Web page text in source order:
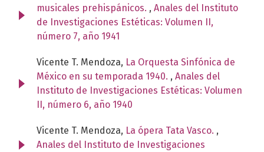
musicales prehispánicos. , Anales del Instituto
de Investigaciones Estéticas: Volumen II,
número 7, año 1941
Vicente T. Mendoza, La Orquesta Sinfónica de
México en su temporada 1940. , Anales del
Instituto de Investigaciones Estéticas: Volumen
II, número 6, año 1940
Vicente T. Mendoza, La ópera Tata Vasco. ,
Anales del Instituto de Investigaciones